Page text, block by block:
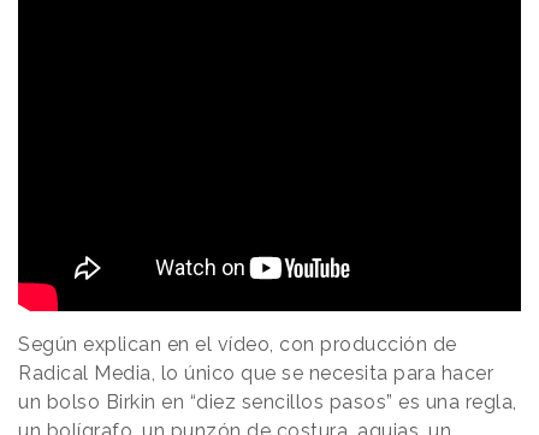
Según explican en el vídeo, con producción de
Radical Media, lo único que se necesita para hacer
un bolso Birkin en “diez sencillos pasos” es una regla,